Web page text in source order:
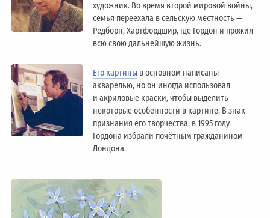
художник. Во время второй мировой войны,
семья переехала в сельскую местность —
Редборн, Хартфордшир, где Гордон и прожил
всю свою дальнейшую жизнь.
Его картины в основном написаны
акварелью, но он иногда использовал
и акриловые краски, чтобы выделить
некоторые особенности в картине. В знак
признания его творчества, в 1995 году
Гордона избрали почётным гражданином
Лондонa.